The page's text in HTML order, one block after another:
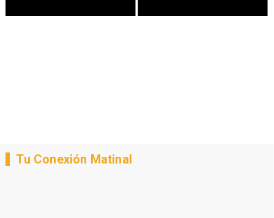
Tu Conexión Matinal